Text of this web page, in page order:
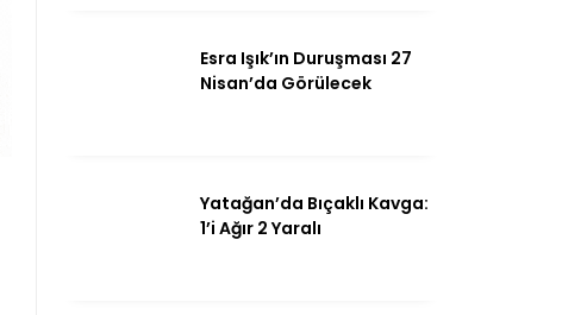
Esra Işık’ın Duruşması 27
Nisan’da Görülecek
Yatağan’da Bıçaklı Kavga:
1’i Ağır 2 Yaralı